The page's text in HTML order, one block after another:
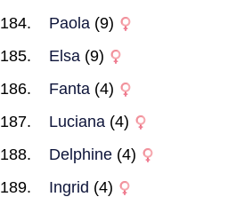
Paola (9)
Elsa (9)
Fanta (4)
Luciana (4)
Delphine (4)
Ingrid (4)